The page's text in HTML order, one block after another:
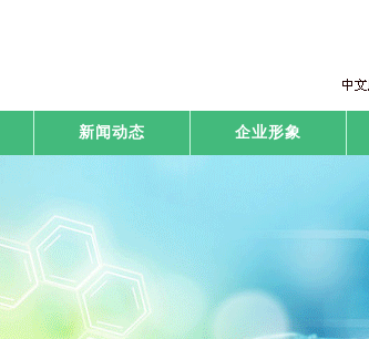
新闻动态 企业形象